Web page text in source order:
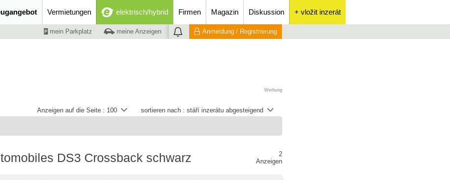
Vermietungen elektrisch/hybrid Firmen Magazin Diskussion + vložit inzerát
mein Parkplatz meine Anzeigen Anmeldung / Registrierung
Werbung
sortieren nach : stáří inzerátu abgesteigend
Anzeigen auf die Seite : 100
DS3 Crossback schwarz
2
Anzeigen